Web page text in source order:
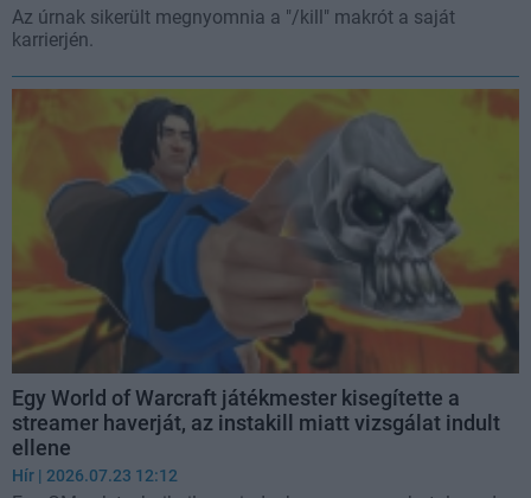
Az úrnak sikerült megnyomnia a "/kill" makrót a saját
karrierjén.
Egy World of Warcraft játékmester kisegítette a
streamer haverját, az instakill miatt vizsgálat indult
ellene
Hír | 2026.07.23 12:12